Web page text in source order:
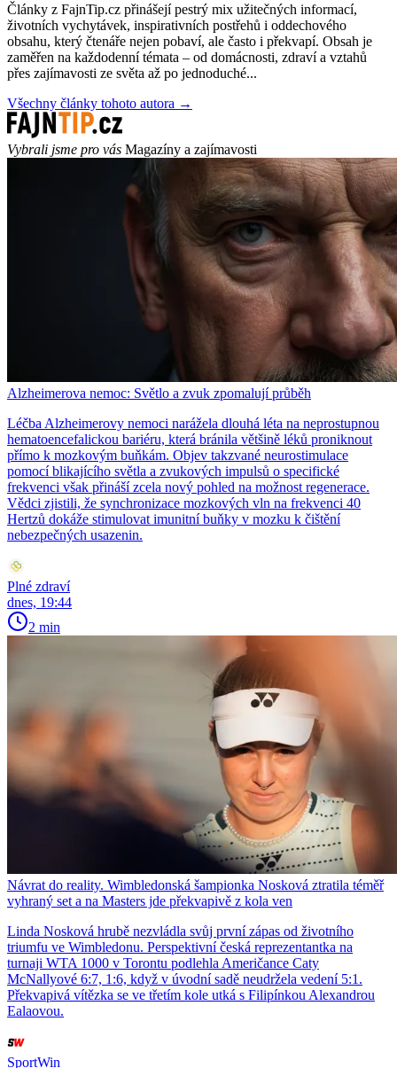
Články z FajnTip.cz přinášejí pestrý mix užitečných informací,
životních vychytávek, inspirativních postřehů i oddechového
obsahu, který čtenáře nejen pobaví, ale často i překvapí. Obsah je
zaměřen na každodenní témata – od domácnosti, zdraví a vztahů
přes zajímavosti ze světa až po jednoduché...
Všechny články tohoto autora →
Vybrali jsme pro vás Magazíny a zajímavosti
Alzheimerova nemoc: Světlo a zvuk zpomalují průběh
Léčba Alzheimerovy nemoci narážela dlouhá léta na neprostupnou
hematoencefalickou bariéru, která bránila většině léků proniknout
přímo k mozkovým buňkám. Objev takzvané neurostimulace
pomocí blikajícího světla a zvukových impulsů o specifické
frekvenci však přináší zcela nový pohled na možnost regenerace.
Vědci zjistili, že synchronizace mozkových vln na frekvenci 40
Hertzů dokáže stimulovat imunitní buňky v mozku k čištění
nebezpečných usazenin.
Plné zdraví
dnes, 19:44
2 min
Návrat do reality. Wimbledonská šampionka Nosková ztratila téměř
vyhraný set a na Masters jde překvapivě z kola ven
Linda Nosková hrubě nezvládla svůj první zápas od životního
triumfu ve Wimbledonu. Perspektivní česká reprezentantka na
turnaji WTA 1000 v Torontu podlehla Američance Caty
McNallyové 6:7, 1:6, když v úvodní sadě neudržela vedení 5:1.
Překvapivá vítězka se ve třetím kole utká s Filipínkou Alexandrou
Ealaovou.
SportWin